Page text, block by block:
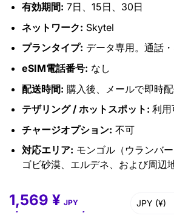
有効期間: 7日、15日、30日
ネットワーク: Skytel
プランタイプ: データ専用。通話
eSIM電話番号: なし
配送時間: 購入後、メールで即時
テザリング / ホットスポット: 利用
チャージオプション: 不可
対応エリア: モンゴル（ウランバ
ゴビ砂漠、エルデネ、および周辺
1,569 ¥ –7,526 JPY (¥)
1,569 ¥ JPY